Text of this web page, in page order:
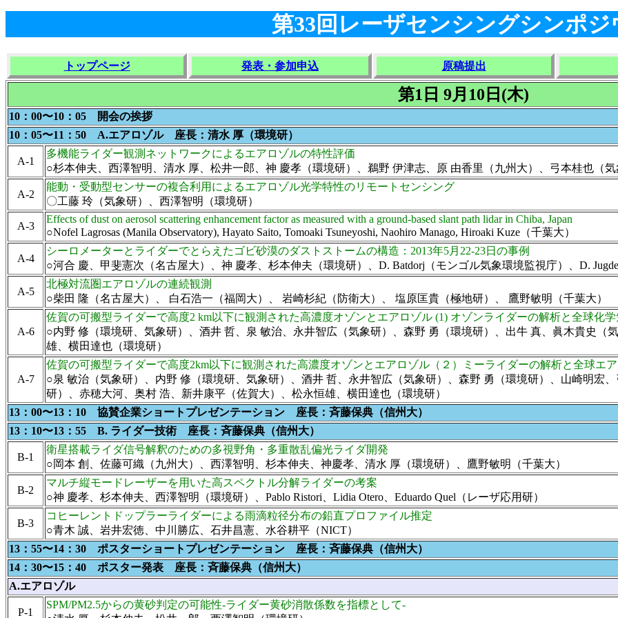
第33回レーザセンシングシンポジ
トップページ 発表・参加申込 原稿提出
第1日 9月10日(木)
10：00〜10：05 開会の挨拶
10：05〜11：50 A.エアロゾル 座長：清水 厚（環境研）
A-1
多機能ライダー観測ネットワークによるエアロゾルの特性評価
○杉本伸夫、西澤智明、清水 厚、松井一郎、神 慶孝（環境研）、鵜野 伊津志、原 由香里（九州大）、弓本桂也（気
A-2
能動・受動型センサーの複合利用によるエアロゾル光学特性のリモートセンシング
〇工藤 玲（気象研）、西澤智明（環境研）
A-3
Effects of dust on aerosol scattering enhancement factor as measured with a ground-based slant path lidar in Chiba, Japan
○Nofel Lagrosas (Manila Observatory), Hayato Saito, Tomoaki Tsuneyoshi, Naohiro Manago, Hiroaki Kuze（千葉大）
A-4
シーロメーターとライダーでとらえたゴビ砂漠のダストストームの構造：2013年5月22-23日の事例
○河合 慶、甲斐憲次（名古屋大）、神 慶孝、杉本伸夫（環境研）、D. Batdorj（モンゴル気象環境監視庁）、D.
A-5
北極対流圏エアロゾルの連続観測
○柴田 隆（名古屋大）、 白石浩一（福岡大）、 岩崎杉紀（防衛大）、 塩原匡貴（極地研）、 鷹野敏明（千葉大）
A-6
佐賀の可搬型ライダーで高度2 km以下に観測された高濃度オゾンとエアロゾル (1) オゾンライダーの解析と全球化
○内野 修（環境研、気象研）、酒井 哲、泉 敏治、永井智広（気象研）、森野 勇（環境研）、出牛 真、眞木貴史（
雄、横田達也（環境研）
A-7
佐賀の可搬型ライダーで高度2km以下に観測された高濃度オゾンとエアロゾル（２）ミーライダーの解析と全球エ
○泉 敏治（気象研）、内野 修（環境研、気象研）、酒井 哲、永井智広（気象研）、森野 勇（環境研）、山崎明宏
研）、赤穂大河、奥村 浩、新井康平（佐賀大）、松永恒雄、横田達也（環境研）
13：00〜13：10 協賛企業ショートプレゼンテーション 座長：斉藤保典（信州大）
13：10〜13：55 B. ライダー技術 座長：斉藤保典（信州大）
B-1
衛星搭載ライダ信号解釈のための多視野角・多重散乱偏光ライダ開発
○岡本 創、佐藤可織（九州大）、西澤智明、杉本伸夫、神慶孝、清水 厚（環境研）、鷹野敏明（千葉大）
B-2
マルチ縦モードレーザーを用いた高スペクトル分解ライダーの考案
○神 慶孝、杉本伸夫、西澤智明（環境研）、Pablo Ristori、Lidia Otero、Eduardo Quel（レーザ応用研）
B-3
コヒーレントドップラーライダーによる雨滴粒径分布の鉛直プロファイル推定
○青木 誠、岩井宏徳、中川勝広、石井昌憲、水谷耕平（NICT）
13：55〜14：30 ポスターショートプレゼンテーション 座長：斉藤保典（信州大）
14：30〜15：40 ポスター発表 座長：斉藤保典（信州大）
A.エアロゾル
P-1
SPM/PM2.5からの黄砂判定の可能性-ライダー黄砂消散係数を指標として-